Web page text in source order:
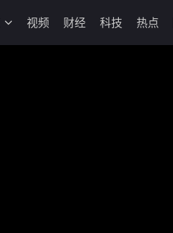
视频 财经 科技 热点